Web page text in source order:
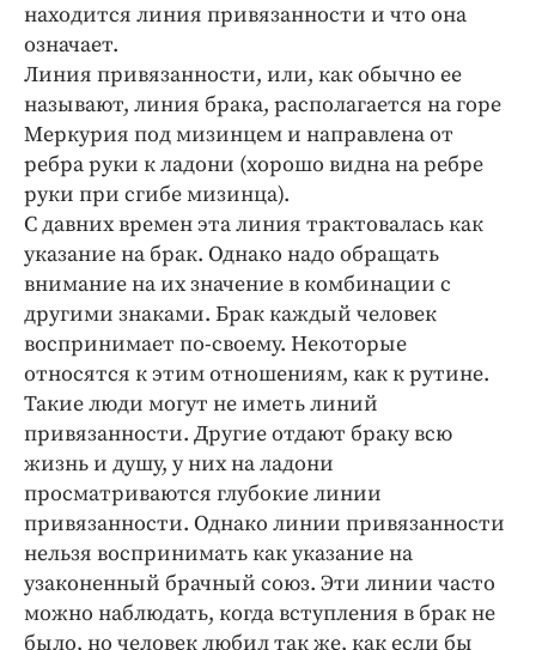
находится линия привязанности и что она
означает.
Линия привязанности, или, как обычно ее
называют, линия брака, располагается на горе
Меркурия под мизинцем и направлена от
ребра руки к ладони (хорошо видна на ребре
руки при сгибе мизинца).
С давних времен эта линия трактовалась как
указание на брак. Однако надо обращать
внимание на их значение в комбинации с
другими знаками. Брак каждый человек
воспринимает по-своему. Некоторые
относятся к этим отношениям, как к рутине.
Такие люди могут не иметь линий
привязанности. Другие отдают браку всю
жизнь и душу, у них на ладони
просматриваются глубокие линии
привязанности. Однако линии привязанности
нельзя воспринимать как указание на
узаконенный брачный союз. Эти линии часто
можно наблюдать, когда вступления в брак не
было, но человек любил так же, как если бы